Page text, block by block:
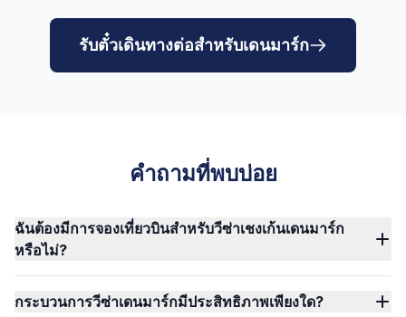
รับตั๋วเดินทางต่อสำหรับเดนมาร์ก
คำถามที่พบบ่อย
ฉันต้องมีการจองเที่ยวบินสำหรับวีซ่าเชงเก้นเดนมาร์ก
หรือไม่?
กระบวนการวีซ่าเดนมาร์กมีประสิทธิภาพเพียงใด?